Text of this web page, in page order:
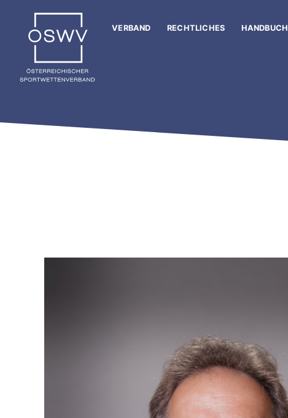
springen
VERBAND RECHTLICHES HANDBUCH